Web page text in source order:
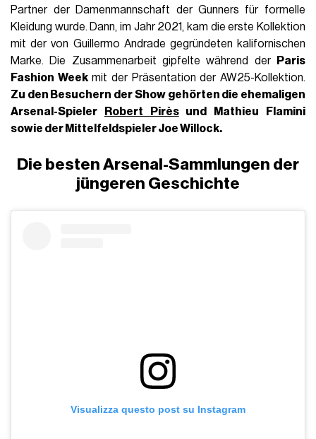
Partner der Damenmannschaft der Gunners für formelle
Kleidung wurde. Dann, im Jahr 2021, kam die erste Kollektion
mit der von Guillermo Andrade gegründeten kalifornischen
Marke. Die Zusammenarbeit gipfelte während der
Paris
Fashion Weekmit der Präsentation der AW25-Kollektion.
Zu den Besuchern der Show gehörten die ehemaligen
Arsenal-Spieler
Robert Pirèsund
Mathieu Flamini
sowie der Mittelfeldspieler Joe Willock.
Die besten Arsenal-Sammlungen der
jüngeren Geschichte
Visualizza questo post su Instagram